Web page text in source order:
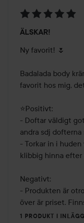
5
av
ÄLSKAR!
Ny favorit! 🌷
Badalada body
favorit hos mig,
⭐️Positivt:
- Doftar väldigt
andra sdj
- Torkar in i
klibbig hinna efter
Negativt:
- Produkten är
över är priset.
1 PRODUKT I